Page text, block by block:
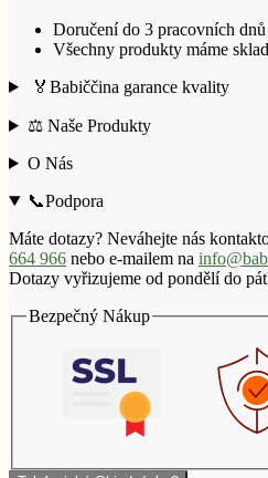
crispus
množství
Doručení do 3 pracovních
Všechny produkty máme
🏅Babiččina garance kvality
⚖️ Naše Produkty
O Nás
📞Podpora
Máte dotazy? Neváhejte nás
664 966 nebo e-mailem na
Dotazy vyřizujeme od pondělí do
Bezpečný Nákup